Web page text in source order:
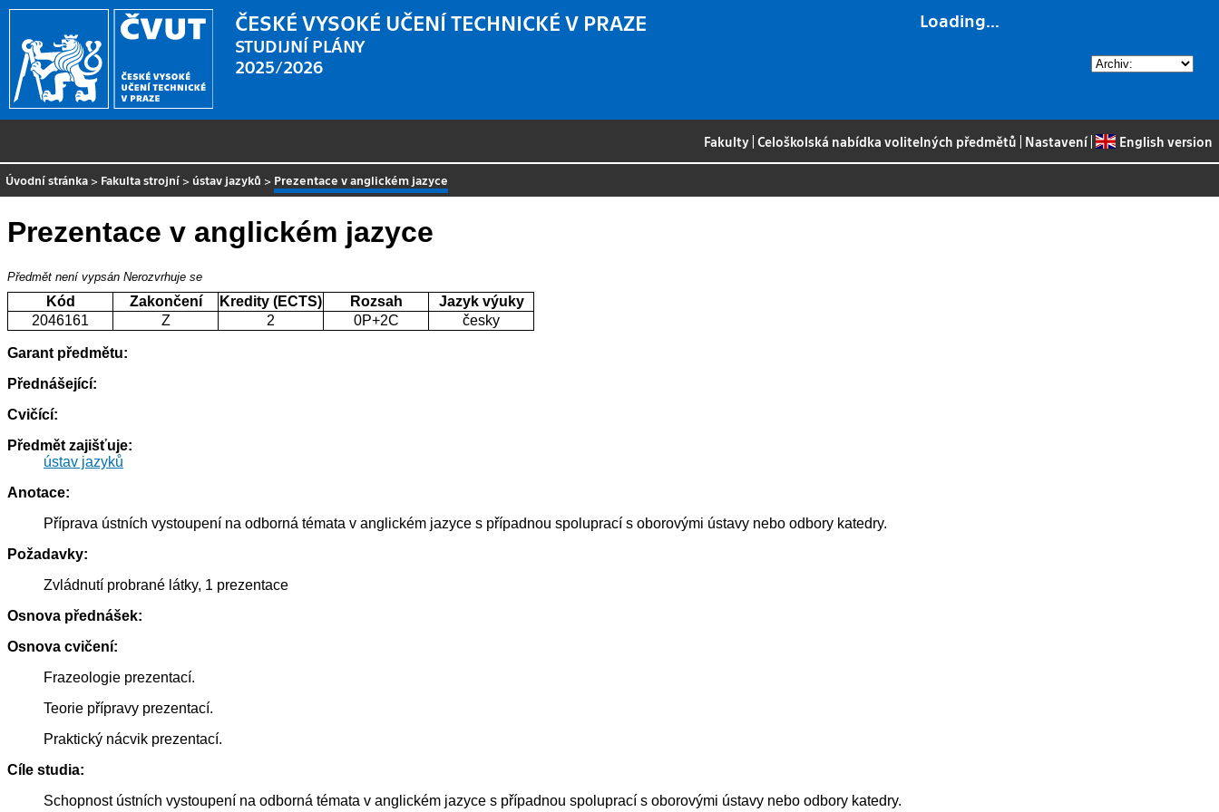
Loading...
ČESKÉ VYSOKÉ UČENÍ TECHNICKÉ V PRAZE
STUDIJNÍ PLÁNY
2025/2026
Fakulty |Celoškolská nabídka volitelných předmětů Nastavení| English version
Úvodní stránka > Fakulta strojní > ústav jazyků > Prezentace v anglickém jazyce
Prezentace v anglickém jazyce
Předmět není vypsán Nerozvrhuje se
Kód Zakončení Kredity (ECTS) Rozsah
Jazyk výuky
2046161
Z 2 0P+2C česky
Garant předmětu:
Přednášející:
Cvičící:
Předmět zajišťuje:
ústav jazyků
Anotace:
Příprava ústních vystoupení na odborná témata v anglickém jazyce s případnou spoluprací s oborovými ústavy nebo odbory katedry.
Požadavky:
Zvládnutí probrané látky, 1 prezentace
Osnova přednášek:
Osnova cvičení:
Frazeologie prezentací.
Teorie přípravy prezentací.
Praktický nácvik prezentací.
Cíle studia:
Schopnost ústních vystoupení na odborná témata v anglickém jazyce s případnou spoluprací s oborovými ústavy nebo odbory katedry.